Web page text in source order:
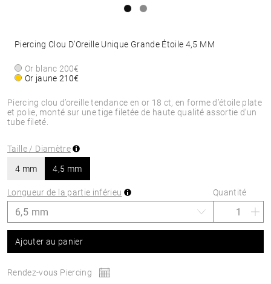
Piercing clou d’oreille tendance en or 18 ct, en forme d’étoile plate
et polie, monté sur une tige filetée de haute qualité assortie d’un
tube fileté.
Piercing Clou D’Oreille Unique Grande Étoile 4,5 MM
Or blanc 200€
Or jaune210€
Taille / Diamètre
4 mm 4,5 mm
Longueur de la partie inférieu Quantité
Ajouter au panier
Rendez-vous Piercing